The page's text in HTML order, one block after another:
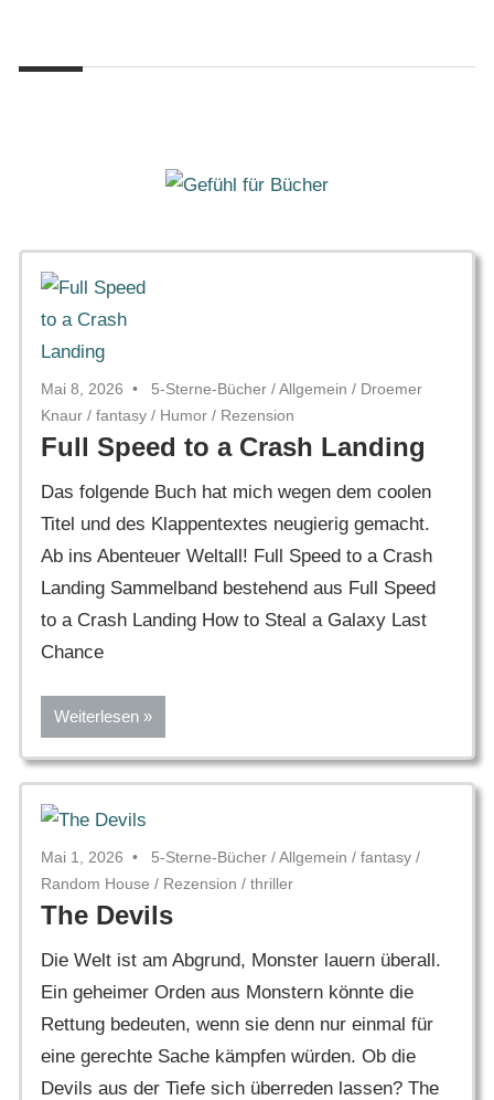
springen
Gefühl
für
Mai 8, 2026 5-Sterne-Bücher /Allgemein / Droemer
Knaur / fantasy / Humor / Rezension
Full Speed to a Crash Landing
Das folgende Buch hat mich wegen dem coolen
Titel und des Klappentextes neugierig gemacht.
Ab ins Abenteuer Weltall! Full Speed to a Crash
Landing Sammelband bestehend aus Full Speed
to a Crash Landing How to Steal a Galaxy Last
Chance
Weiterlesen
Mai 1, 2026 5-Sterne-Bücher /Allgemein / fantasy /
Random House / Rezension / thriller
The Devils
Die Welt ist am Abgrund, Monster lauern überall.
Ein geheimer Orden aus Monstern könnte die
Rettung bedeuten, wenn sie denn nur einmal für
eine gerechte Sache kämpfen würden. Ob die
Devils aus der Tiefe sich überreden lassen? The